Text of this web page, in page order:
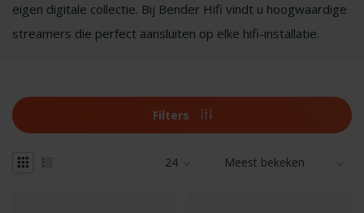
eigen digitale collectie. Bij Bender Hifi vindt u hoogwaardige
streamers die perfect aansluiten op elke hifi-installatie.
Filters